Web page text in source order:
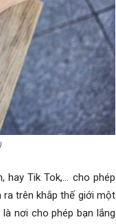
hay Tik Tok,… cho phép
trên khắp thế giới một
nơi cho phép bạn lắng